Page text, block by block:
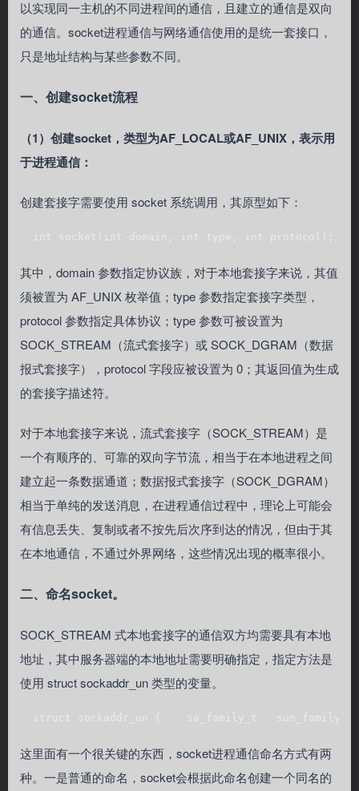
以实现同一主机的不同进程间的通信，且建立的通信是双向
的通信。socket进程通信与网络通信使用的是统一套接口，
只是地址结构与某些参数不同。
一、创建socket流程
（1）创建socket，类型为AF_LOCAL或AF_UNIX，表示用
于进程通信：
创建套接字需要使用 socket 系统调用，其原型如下：
  int socket(int domain, int type, int protocol);
其中，domain 参数指定协议族，对于本地套接字来说，其值
须被置为 AF_UNIX 枚举值；type 参数指定套接字类型，
protocol 参数指定具体协议；type 参数可被设置为
SOCK_STREAM（流式套接字）或 SOCK_DGRAM（数据
报式套接字），protocol 字段应被设置为 0；其返回值为生成
的套接字描述符。
对于本地套接字来说，流式套接字（SOCK_STREAM）是
一个有顺序的、可靠的双向字节流，相当于在本地进程之间
建立起一条数据通道；数据报式套接字（SOCK_DGRAM）
相当于单纯的发送消息，在进程通信过程中，理论上可能会
有信息丢失、复制或者不按先后次序到达的情况，但由于其
在本地通信，不通过外界网络，这些情况出现的概率很小。
二、命名socket。
SOCK_STREAM 式本地套接字的通信双方均需要具有本地
地址，其中服务器端的本地地址需要明确指定，指定方法是
使用 struct sockaddr_un 类型的变量。
struct sockaddr_un {    sa_family_t   sun_family;
这里面有一个很关键的东西，socket进程通信命名方式有两
种。一是普通的命名，socket会根据此命名创建一个同名的